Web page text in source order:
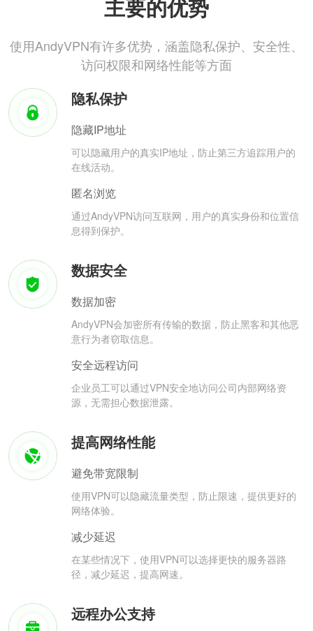
主要的优势
使用AndyVPN有许多优势，涵盖隐私保护、安全性、
访问权限和网络性能等方面
隐私保护
隐藏IP地址
可以隐藏用户的真实IP地址，防止第三方追踪用户的
在线活动。
匿名浏览
通过AndyVPN访问互联网，用户的真实身份和位置信
息得到保护。
数据安全
数据加密
AndyVPN会加密所有传输的数据，防止黑客和其他恶
意行为者窃取信息。
安全远程访问
企业员工可以通过VPN安全地访问公司内部网络资
源，无需担心数据泄露。
提高网络性能
避免带宽限制
使用VPN可以隐藏流量类型，防止限速，提供更好的
网络体验。
减少延迟
在某些情况下，使用VPN可以选择更快的服务器路
径，减少延迟，提高网速。
远程办公支持